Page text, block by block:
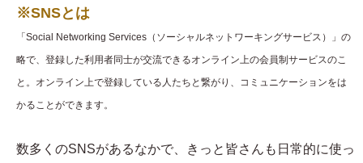
※SNSとは
「Social Networking Services（ソーシャルネットワーキングサービス）」の
略で、登録した利用者同士が交流できるオンライン上の会員制サービスのこ
と。オンライン上で登録している人たちと繋がり、コミュニケーションをは
かることができます。
数多くのSNSがあるなかで、きっと皆さんも日常的に使っ